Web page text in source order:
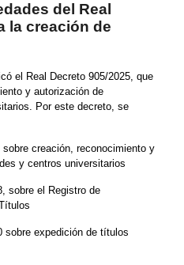
del Real
la creación de
el Real Decreto 905/2025, que
y autorización de
Por este decreto, se
creación, reconocimiento y
y centros universitarios
sobre el Registro de
sobre expedición de títulos